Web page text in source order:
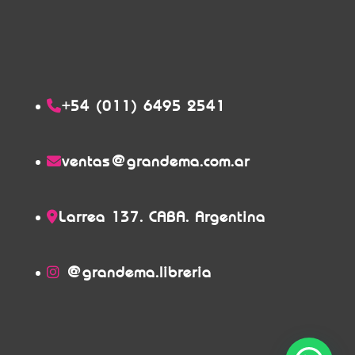
+54 (011) 6495 2541
ventas@grandema.com.ar
Larrea 137. CABA. Argentina
@grandema.libreria